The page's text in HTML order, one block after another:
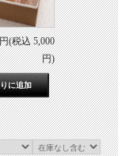
(税込 5,000
円)